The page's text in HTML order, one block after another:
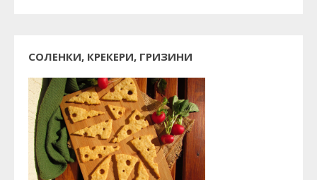
СОЛЕНКИ, КРЕКЕРИ, ГРИЗИНИ